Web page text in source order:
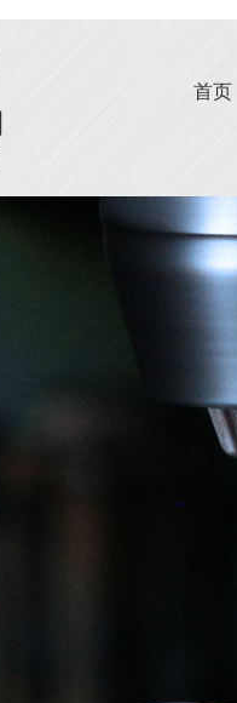
首页